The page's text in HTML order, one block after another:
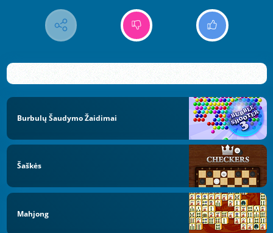
Burbulų Šaudymo Žaidimai
Šaškės
Mahjong